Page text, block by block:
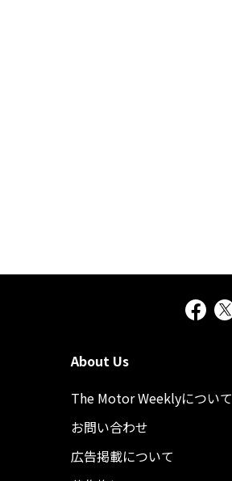
About Us
The Motor Weeklyについて
お問い合わせ
広告掲載について